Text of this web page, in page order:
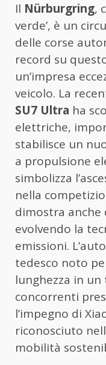
Il Nürburgring,
verde’, è un
delle corse
record su
un’impresa
veicolo. La
SU7 Ultra ha
elettriche,
stabilisce un
a propulsione
simbolizza
nella
dimostra
evolvendo la
emissioni.
tedesco noto
lunghezza in
concorrenti
l’impegno di
riconosciuto
mobilità